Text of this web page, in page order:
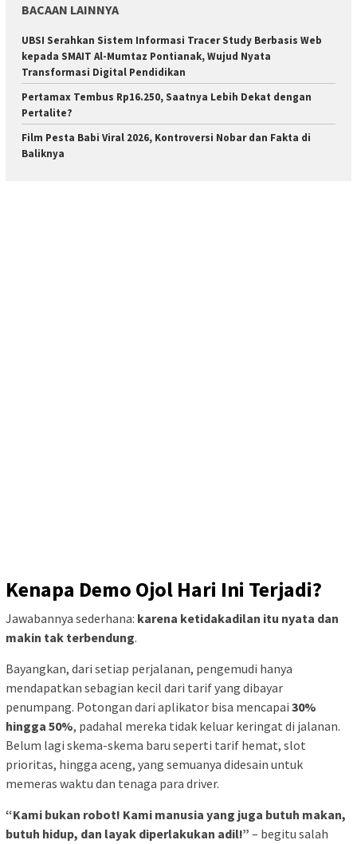
BACAAN LAINNYA
UBSI Serahkan Sistem Informasi Tracer Study Berbasis Web
kepada SMAIT Al-Mumtaz Pontianak, Wujud Nyata
Transformasi Digital Pendidikan
Pertamax Tembus Rp16.250, Saatnya Lebih Dekat dengan
Pertalite?
Film Pesta Babi Viral 2026, Kontroversi Nobar dan Fakta di
Baliknya
Kenapa Demo Ojol Hari Ini Terjadi?
Jawabannya sederhana: karena ketidakadilan itu nyata dan
makin tak terbendung.
Bayangkan, dari setiap perjalanan, pengemudi hanya
mendapatkan sebagian kecil dari tarif yang dibayar
penumpang. Potongan dari aplikator bisa mencapai 30%
hingga 50%, padahal mereka tidak keluar keringat di jalanan.
Belum lagi skema-skema baru seperti tarif hemat, slot
prioritas, hingga aceng, yang semuanya didesain untuk
memeras waktu dan tenaga para driver.
“Kami bukan robot! Kami manusia yang juga butuh makan,
butuh hidup, dan layak diperlakukan adil!” – begitu salah